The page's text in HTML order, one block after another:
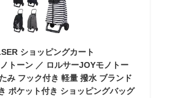
ショッピングカート
トーン ／ ロルサーJOYモノトー
み フック付き 軽量 撥水 ブランド
ポケット付き ショッピングバッグ